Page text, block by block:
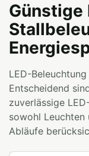
Günstige
LED-
Entscheidend
zuverlässige
sowohl
Abläufe